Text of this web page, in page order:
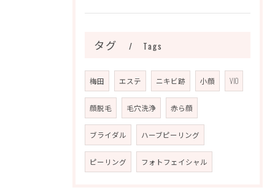
タグ Tags
梅田 エステ ニキビ跡 小顔 VIO
顔脱毛 毛穴洗浄 赤ら顔
ブライダル ハーブピーリング
ピーリング フォトフェイシャル